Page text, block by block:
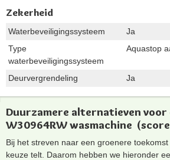
Zekerheid
Waterbeveiligingssysteem
Ja
Type
waterbeveiligingssysteem
Aquastop
Deurvergrendeling Ja
Duurzamere alternatieven voor
W30964RW wasmachine
Bij het streven naar een groenere
keuze telt. Daarom hebben we hieronder